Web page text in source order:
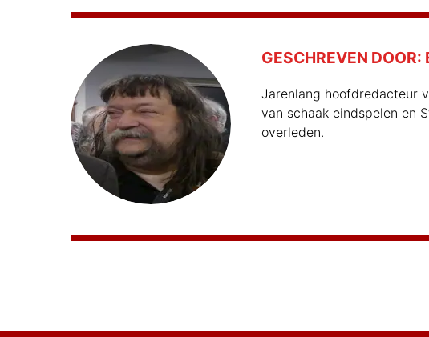
GESCHREVEN DOOR:
Jarenlang hoofdredacteur
van schaak eindspelen en
overleden.